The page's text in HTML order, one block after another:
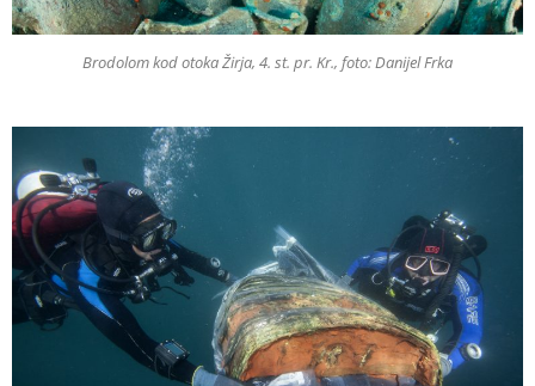
Brodolom kod otoka Žirja, 4. st. pr. Kr., foto: Danijel Frka